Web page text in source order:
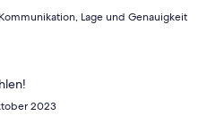
Lage und Genauigkeit
2023